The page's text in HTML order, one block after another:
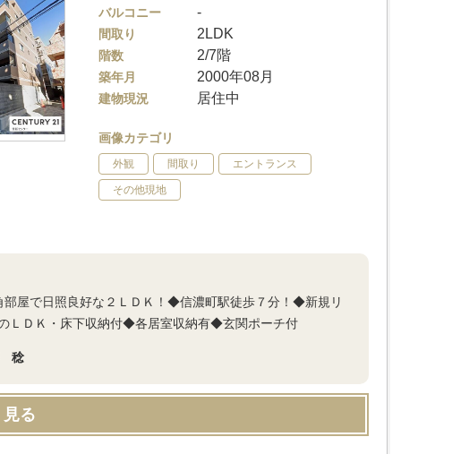
バルコニー -
間取り 2LDK
階数 2/7階
築年月 2000年08月
建物現況 居住中
画像カテゴリ
外観 間取り エントランス
その他現地
部屋で日照良好な２ＬＤＫ！◆信濃町駅徒歩７分！◆新規リ
ＬＤＫ・床下収納付◆各居室収納有◆玄関ポーチ付
稔
る